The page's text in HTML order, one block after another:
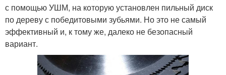
с помощью УШМ, на которую установлен пильный диск
по дереву с победитовыми зубьями. Но это не самый
эффективный и, к тому же, далеко не безопасный
вариант.